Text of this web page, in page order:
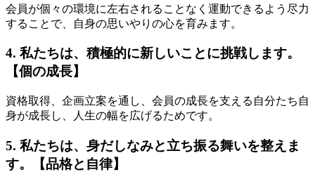
会員が個々の環境に左右されることなく運動できるよう尽力
することで、自身の思いやりの心を育みます。
4. 私たちは、積極的に新しいことに挑戦します。
【個の成長】
資格取得、企画立案を通し、会員の成長を支える自分たち自
身が成長し、人生の幅を広げるためです。
5. 私たちは、身だしなみと立ち振る舞いを整えま
す。【品格と自律】